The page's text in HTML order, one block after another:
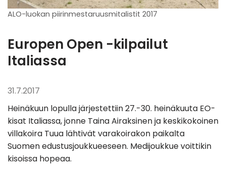
ALO-luokan piirinmestaruusmitalistit 2017
Europen Open -kilpailut
Italiassa
31.7.2017
Heinäkuun lopulla järjestettiin 27.-30. heinäkuuta EO-
kisat Italiassa, jonne Taina Airaksinen ja keskikokoinen
villakoira Tuua lähtivät varakoirakon paikalta
Suomen edustusjoukkueeseen. Medijoukkue voittikin
kisoissa hopeaa.